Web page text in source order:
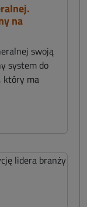
na
swoją
system do
który ma